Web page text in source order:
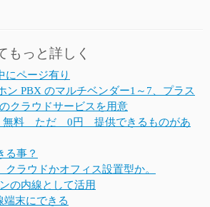
もっと詳しく
ページ有り
PBX のマルチベンダー1～7、プラス
クラウドサービスを用意
無料 ただ 0円 提供できるものがあ
る事？
ラウドかオフィス設置型か。
の内線として活用
端末にできる